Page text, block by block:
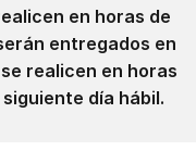
en horas de
entregados en
realicen en horas
día hábil.